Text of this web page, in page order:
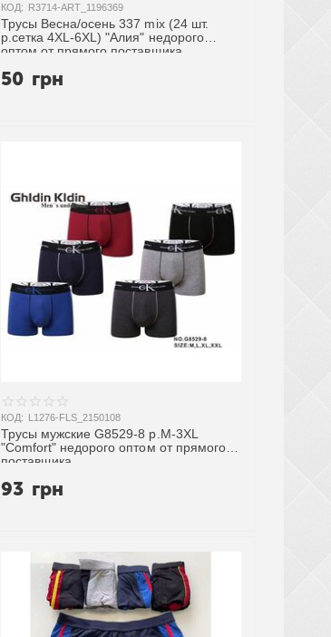
КОД: R3714-ART_1196369
Трусы Весна/осень 337 mix (24 шт.
р.сетка 4XL-6XL) "Алия" недорого
оптом от прямого поставщика
50 грн
КОД: L1276-FLS_2150108
Трусы мужские G8529-8 р.M-3XL
"Comfort" недорого оптом от прямого
поставщика
93 грн